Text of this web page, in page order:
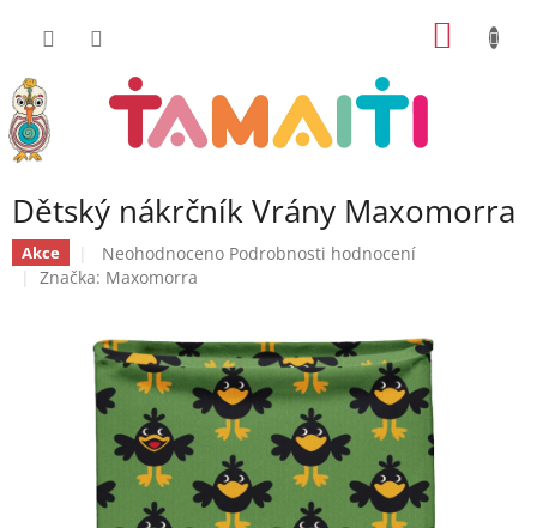
Dětský nákrčník Vrány Maxomorra
Akce
Průměrné
hodnocení
0,0
z
5
hvězdiček.
Neohodnoceno Podrobnosti hodnocení
Značka: Maxomorra